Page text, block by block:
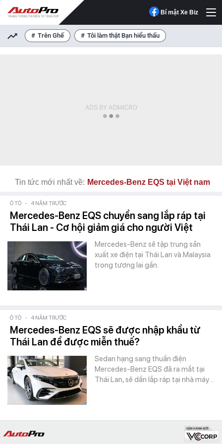
Bí mật Xe Biz
Trên Ghế Tôi làm thật Bạn hiểu thấu
Tin tức mới nhất về: Mercedes-Benz EQS tại Việt nam
Ô TÔ - 4 NĂM TRƯỚC
Mercedes-Benz EQS chuyển sang lắp ráp tại
Thái Lan - Cơ hội giảm giá cho người Việt
Mercedes-Benz sẽ tập trung sản
xuất xe điện tại Thái Lan và Malaysia
trong tương lai gần.
Ô TÔ - 4 NĂM TRƯỚC
Mercedes-Benz EQS sẽ được nhập khẩu từ
Thái Lan để được miễn thuế?
Sedan hạng sang thuần điện
Mercedes-Benz EQS đã ra mắt tại
Thái Lan, sẽ dần lắp ráp tại nhà máy…